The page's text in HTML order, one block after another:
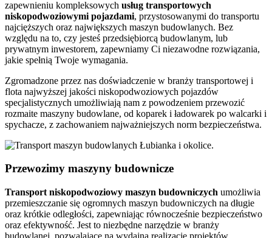
zapewnieniu kompleksowych usług transportowych
niskopodwoziowymi pojazdami, przystosowanymi do transportu
najcięższych oraz największych maszyn budowlanych. Bez
względu na to, czy jesteś przedsiębiorcą budowlanym, lub
prywatnym inwestorem, zapewniamy Ci niezawodne rozwiązania,
jakie spełnią Twoje wymagania.
Zgromadzone przez nas doświadczenie w branży transportowej i
flota najwyższej jakości niskopodwoziowych pojazdów
specjalistycznych umożliwiają nam z powodzeniem przewozić
rozmaite maszyny budowlane, od koparek i ładowarek po walcarki i
spychacze, z zachowaniem najważniejszych norm bezpieczeństwa.
Przewozimy maszyny budownicze
Transport niskopodwoziowy maszyn budowniczych umożliwia
przemieszczanie się ogromnych maszyn budowniczych na długie
oraz krótkie odległości, zapewniając równocześnie bezpieczeństwo
oraz efektywność. Jest to niezbędne narzędzie w branży